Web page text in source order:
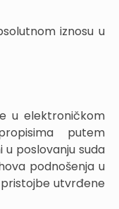
iznosu u
u elektroničkom
putem
poslovanju suda
podnošenja u
utvrđene